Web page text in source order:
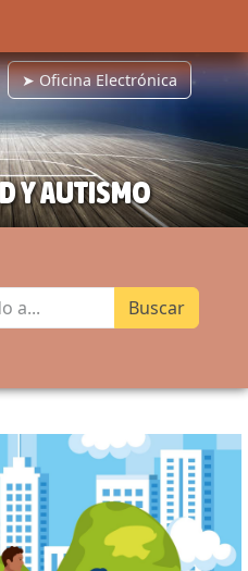
➤ Oficina Electrónica
Y AUTISMO